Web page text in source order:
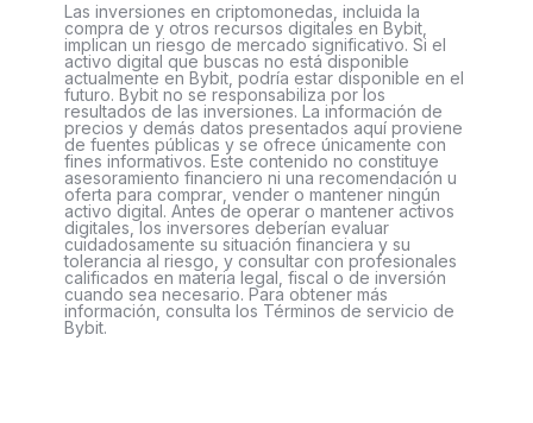
Las inversiones en criptomonedas, incluida la
compra de y otros recursos digitales en Bybit,
implican un riesgo de mercado significativo. Si el
activo digital que buscas no está disponible
actualmente en Bybit, podría estar disponible en el
futuro. Bybit no se responsabiliza por los
resultados de las inversiones. La información de
precios y demás datos presentados aquí proviene
de fuentes públicas y se ofrece únicamente con
fines informativos. Este contenido no constituye
asesoramiento financiero ni una recomendación u
oferta para comprar, vender o mantener ningún
activo digital. Antes de operar o mantener activos
digitales, los inversores deberían evaluar
cuidadosamente su situación financiera y su
tolerancia al riesgo, y consultar con profesionales
calificados en materia legal, fiscal o de inversión
cuando sea necesario. Para obtener más
información, consulta los Términos de servicio de
Bybit.